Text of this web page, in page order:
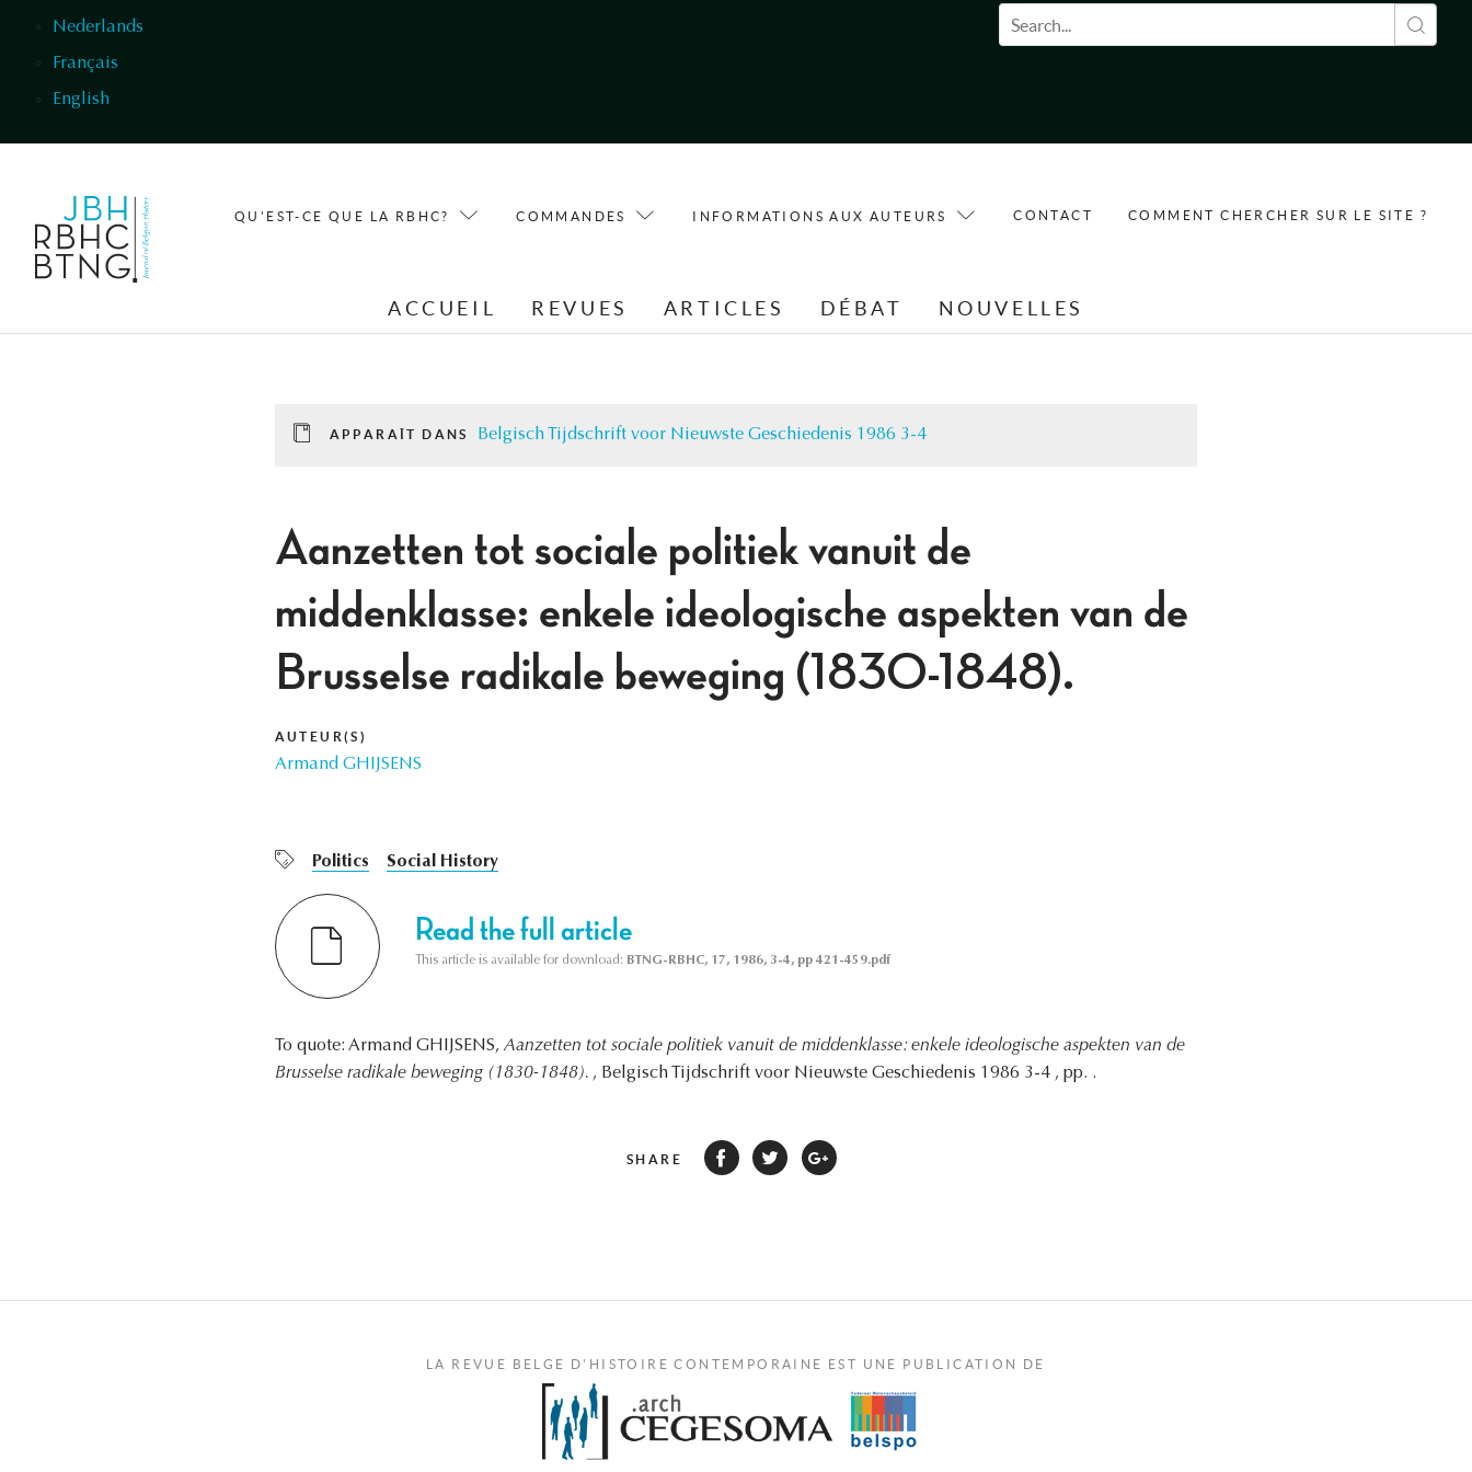
Nederlands
Français
English
Formulaire de recherche
QU'EST-CE QUE LA RBHC? COMMANDES INFORMATIONS AUX AUTEURS CONTACT COMMENT CHERCHER SUR LE SITE ?
ACCUEIL REVUES ARTICLES DÉBAT NOUVELLES
APPARAÎT DANS Belgisch Tijdschrift voor Nieuwste Geschiedenis 1986 3-4
Aanzetten tot sociale politiek vanuit de
middenklasse: enkele ideologische aspekten van de
Brusselse radikale beweging (1830-1848).
AUTEUR(S)
Armand GHIJSENS
Politics Social History
Read the full article
This article is available for download: BTNG-RBHC, 17, 1986, 3-4, pp 421-459.pdf
To quote: Armand GHIJSENS, Aanzetten tot sociale politiek vanuit de middenklasse: enkele ideologische aspekten van de
Brusselse radikale beweging (1830-1848). , Belgisch Tijdschrift voor Nieuwste Geschiedenis 1986 3-4 , pp. .
SHARE
LA REVUE BELGE D'HISTOIRE CONTEMPORAINE EST UNE PUBLICATION DE